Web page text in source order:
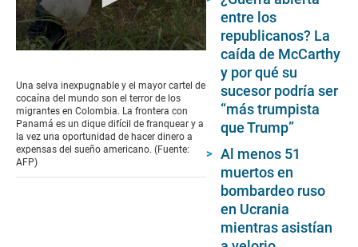
of
4
minutes,
30
seconds
Una selva inexpugnable y el mayor cartel de
cocaína del mundo son el terror de los
migrantes en Colombia. La frontera con
Panamá es un dique difícil de franquear y a
la vez una oportunidad de hacer dinero a
expensas del sueño americano. (Fuente:
AFP)
entre los
republicanos? La
caída de McCarthy
y por qué su
sucesor podría ser
“más trumpista
que Trump”
Al menos 51
muertos en
bombardeo ruso
en Ucrania
mientras asistían